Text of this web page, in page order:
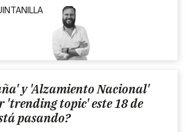
y 'Alzamiento Nacional'
'trending topic' este 18 de
pasando?